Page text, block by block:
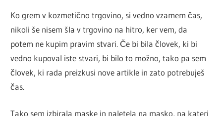
Ko grem v kozmetično trgovino, si vedno vzamem čas,
nikoli še nisem šla v trgovino na hitro, ker vem, da
potem ne kupim pravim stvari. Če bi bila človek, ki bi
vedno kupoval iste stvari, bi bilo to možno, tako pa sem
človek, ki rada preizkusi nove artikle in zato potrebuješ
čas.
Tako sem izbirala maske in naletela na masko, na kateri